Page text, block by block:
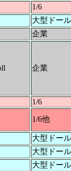
1/6
大型ドール
企業
企業
1/6
1/6他
大型ドール
大型ドール
大型ドール